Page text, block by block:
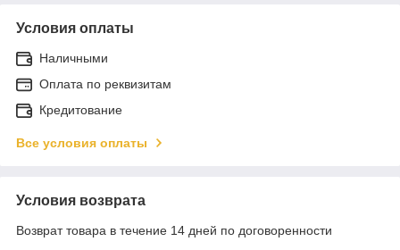
Условия оплаты
Наличными
Оплата по реквизитам
Кредитование
Все условия оплаты
Условия возврата
Возврат товара в течение 14 дней по договоренности